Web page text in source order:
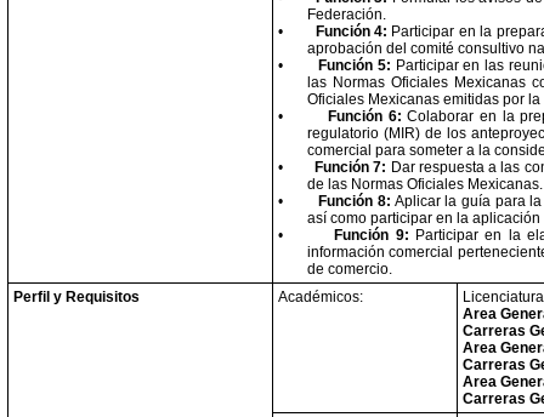
Federación.
•
Función 4: Participar en la
aprobación del comité consultivo
•
Función 5: Participar en las
las Normas Oficiales Mexicanas
Oficiales Mexicanas emitidas por
•
Función 6: Colaborar en la
regulatorio (MIR) de los
comercial para someter a la
•
Función 7: Dar respuesta a las
de las Normas Oficiales Mexicanas.
•
Función 8: Aplicar la guía para
así como participar en la
•
Función 9: Participar en la
información comercial
de comercio.
Perfil y Requisitos
Académicos:
Area
Carreras
Area
Carreras
Area
Carreras